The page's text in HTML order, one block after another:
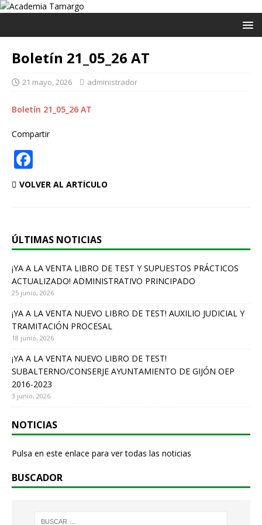
Boletín 21_05_26 AT
21 mayo, 2026 administrador
Boletín 21_05_26 AT
Compartir
a
b
o
o
k
VOLVER AL ARTÍCULO
ÚLTIMAS NOTICIAS
¡YA A LA VENTA LIBRO DE TEST Y SUPUESTOS PRÁCTICOS
ACTUALIZADO! ADMINISTRATIVO PRINCIPADO
25 junio, 2026
¡YA A LA VENTA NUEVO LIBRO DE TEST! AUXILIO JUDICIAL Y
TRAMITACIÓN PROCESAL
18 junio, 2026
¡YA A LA VENTA NUEVO LIBRO DE TEST!
SUBALTERNO/CONSERJE AYUNTAMIENTO DE GIJÓN OEP
2016-2023
3 junio, 2026
NOTICIAS
Pulsa en este enlace para ver todas las noticias
BUSCADOR